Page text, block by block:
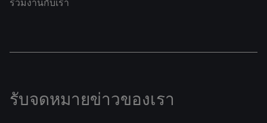
รับจดหมายข่าวของเรา